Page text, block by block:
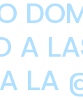
A
LA